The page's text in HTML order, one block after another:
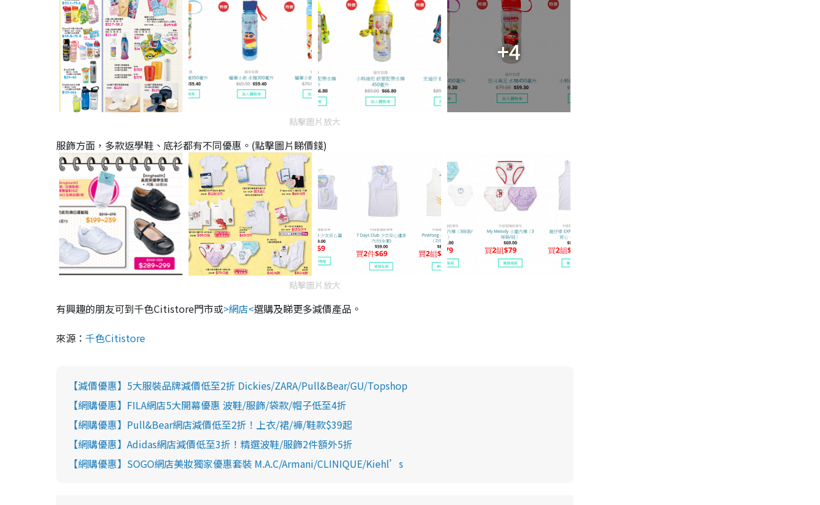
+4
點擊圖片放大
服飾方面，多款返學鞋、底衫都有不同優惠。(點擊圖片睇價錢)
點擊圖片放大
有興趣的朋友可到千色Citistore門市或>網店<選購及睇更多減價產品。
來源： 千色Citistore
【減價優惠】5大服裝品牌減價低至2折 Dickies/ZARA/Pull&Bear/GU/Topshop
【網購優惠】FILA網店5大開幕優惠 波鞋/服飾/袋款/帽子低至4折
【網購優惠】Pull&Bear網店減價低至2折！上衣/裙/褲/鞋款$39起
【網購優惠】Adidas網店減價低至3折！精選波鞋/服飾2件額外5折
【網購優惠】SOGO網店美妝獨家優惠套裝 M.A.C/Armani/CLINIQUE/Kiehl’s